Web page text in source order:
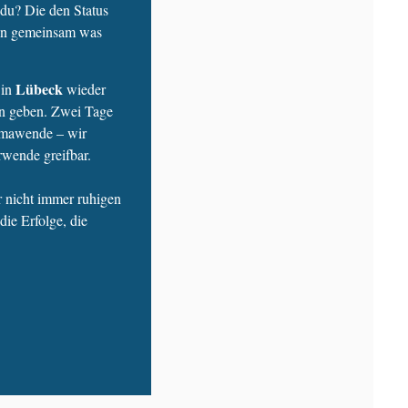
Die den Status
gemeinsam was
Lübeckwieder
geben. Zwei Tage
– wir
greifbar.
immer ruhigen
Erfolge, die